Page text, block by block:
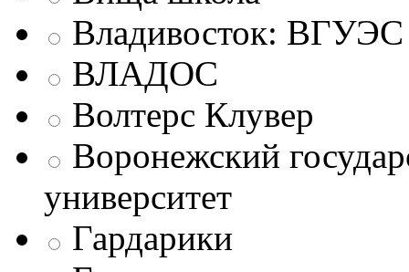
Владивосток: ВГУЭС
ВЛАДОС
Волтерс Клувер
Воронежский
университет
Гардарики